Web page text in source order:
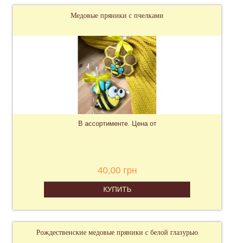
Медовые пряники с пчелками
В ассортименте. Цена от
40,00 грн
КУПИТЬ
Рождественские медовые пряники с белой глазурью